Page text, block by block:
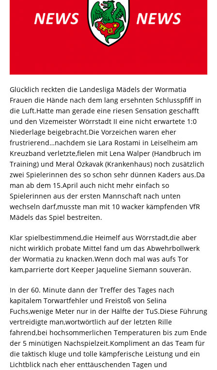
Glücklich reckten die Landesliga Mädels der Wormatia
Frauen die Hände nach dem lang ersehnten Schlusspfiff in
die Luft.Hatte man gerade eine riesen Sensation geschafft
und den Vizemeister Wörrstadt II eine nicht erwartete 1:0
Niederlage beigebracht.Die Vorzeichen waren eher
frustrierend…nachdem sie Lara Rostami in Leiselheim am
Kreuzband verletzte,fielen mit Lena Walper (Handbruch im
Training) und Meral Özkavak (Krankenhaus) noch zusätzlich
zwei Spielerinnen des so schon sehr dünnen Kaders aus.Da
man ab dem 15.April auch nicht mehr einfach so
Spielerinnen aus der ersten Mannschaft nach unten
wechseln darf,musste man mit 10 wacker kämpfenden VfR
Mädels das Spiel bestreiten.
Klar spielbestimmend,die Heimelf aus Wörrstadt,die aber
nicht wirklich probate Mittel fand um das Abwehrbollwerk
der Wormatia zu knacken.Wenn doch mal was aufs Tor
kam,parrierte dort Keeper Jaqueline Siemann souverän.
In der 60. Minute dann der Treffer des Tages nach
kapitalem Torwartfehler und Freistoß von Selina
Fuchs,wenige Meter nur in der Hälfte der TuS.Diese Führung
vertreidigte man,wortwörtlich auf der letzten Rille
fahrend,bei hochsommerlichen Temperaturen bis zum Ende
der 5 minütigen Nachspielzeit.Kompliment an das Team für
die taktisch kluge und tolle kämpferische Leistung und ein
Lichtblick nach eher enttäuschenden Tagen und